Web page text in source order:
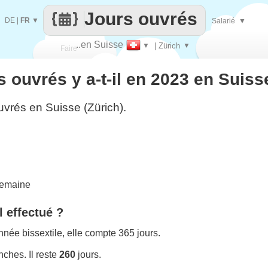
Faire
que
..en Suisse ▼ | Zürich ▼
Jours ouvrés
DE FR ▼ Salarié ▼
ouvrés y a-t-il en 2023 en
en Suisse (Zürich).
effectué ?
bissextile, elle compte 365 jours.
Il reste 260 jours.